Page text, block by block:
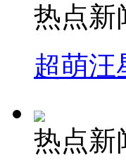
热点新
超萌汪
热点新